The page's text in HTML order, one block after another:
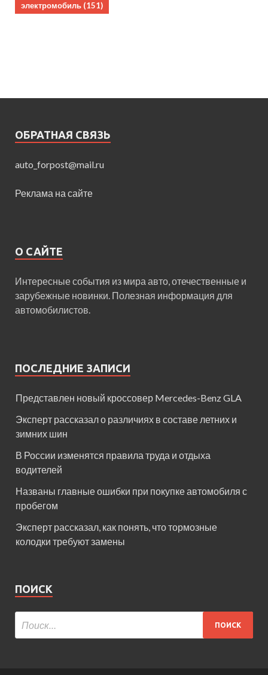
электромобиль (151)
ОБРАТНАЯ СВЯЗЬ
auto_forpost@mail.ru
Реклама на сайте
О САЙТЕ
Интересные события из мира авто, отечественные и
зарубежные новинки. Полезная информация для
автомобилистов.
ПОСЛЕДНИЕ ЗАПИСИ
Представлен новый кроссовер Mercedes-Benz GLA
Эксперт рассказал о различиях в составе летних и
зимних шин
В России изменятся правила труда и отдыха
водителей
Названы главные ошибки при покупке автомобиля с
пробегом
Эксперт рассказал, как понять, что тормозные
колодки требуют замены
ПОИСК